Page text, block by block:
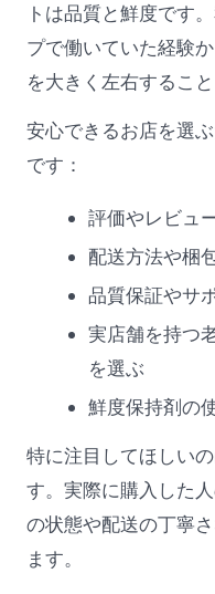
トは品質と鮮度です
プで働いていた経験
を大きく左右するこ
安心できるお店を選
です：
評価やレビュ
配送方法や梱
品質保証やサ
実店舗を持つ
を選ぶ
鮮度保持剤の
特に注目してほしい
す。実際に購入した
の状態や配送の丁寧
ます。